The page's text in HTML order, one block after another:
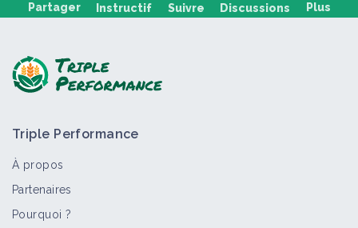
Partager Instructif Suivre Discussions Plus
Triple Performance
À propos
Partenaires
Pourquoi ?